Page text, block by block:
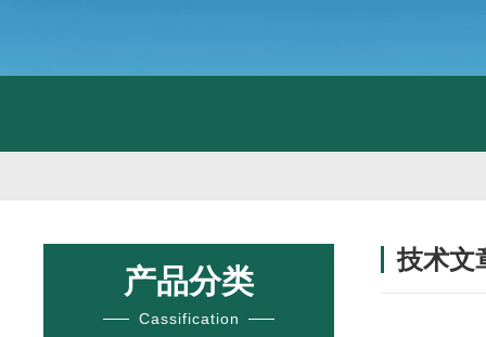
产品分类
Cassification
技术文